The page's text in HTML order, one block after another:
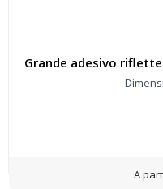
Grande adesivo